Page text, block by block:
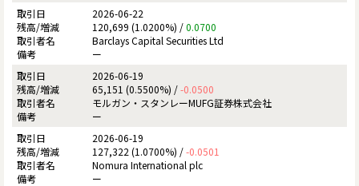
2026-06-22
120,699 (1.0200%) /0.0700
Barclays Capital Securities Ltd
ー
2026-06-19
65,151 (0.5500%) /-0.0500
モルガン・スタンレーMUFG証券株式会社
ー
2026-06-19
127,322 (1.0700%) /-0.0501
Nomura International plc
ー